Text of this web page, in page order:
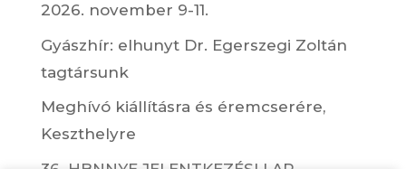
2026. november 9-11.
Gyászhír: elhunyt Dr. Egerszegi Zoltán
tagtársunk
Meghívó kiállításra és éremcserére,
Keszthelyre